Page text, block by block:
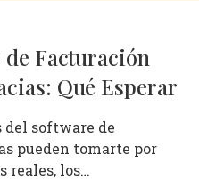
Facturación
Qué Esperar
del software de
pueden tomarte por
reales, los…